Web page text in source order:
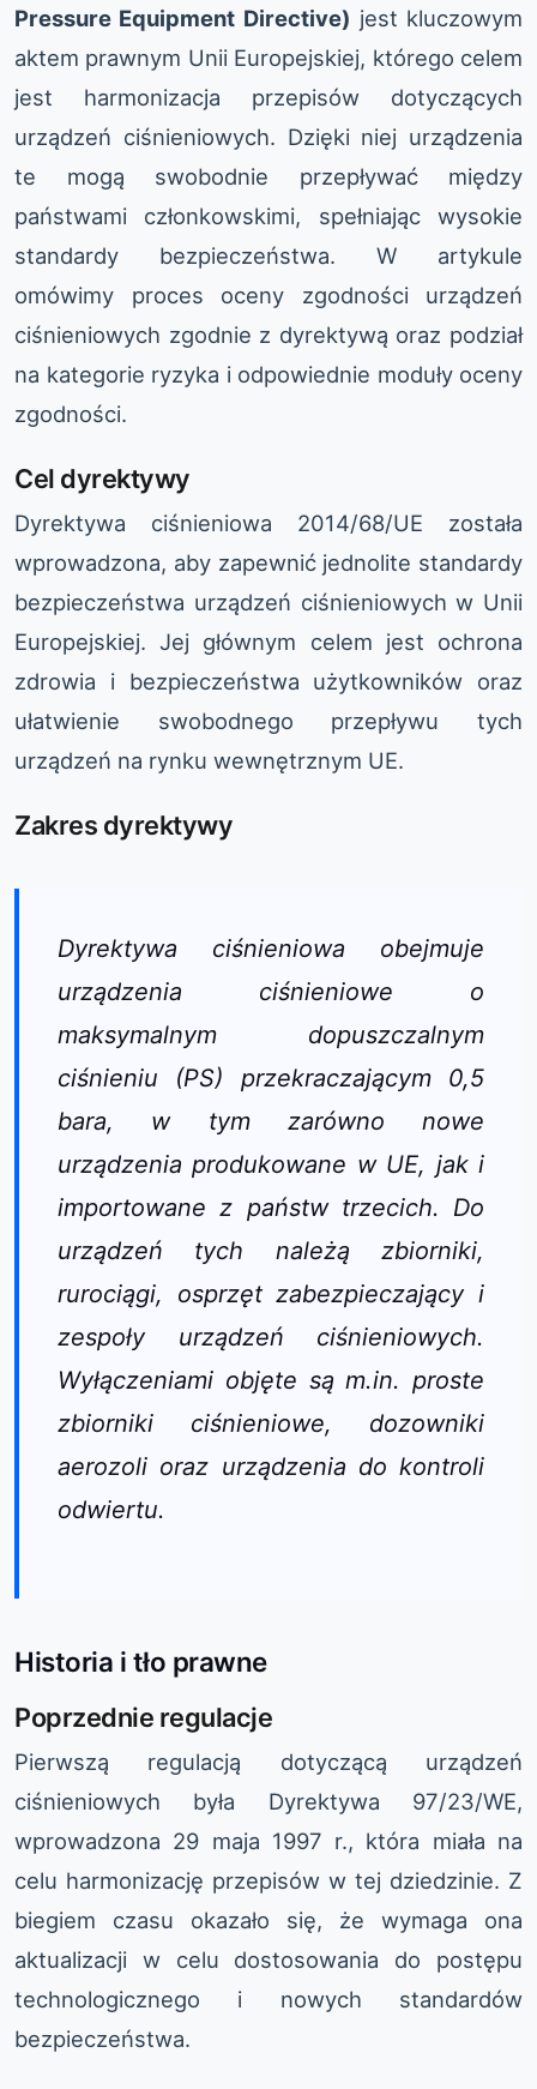
Pressure Equipment Directive) jest kluczowym
aktem prawnym Unii Europejskiej, którego celem
jest harmonizacja przepisów dotyczących
urządzeń ciśnieniowych. Dzięki niej urządzenia
te mogą swobodnie przepływać między
państwami członkowskimi, spełniając wysokie
standardy bezpieczeństwa. W artykule
omówimy proces oceny zgodności urządzeń
ciśnieniowych zgodnie z dyrektywą oraz podział
na kategorie ryzyka i odpowiednie moduły oceny
zgodności.
Cel dyrektywy
Dyrektywa ciśnieniowa 2014/68/UE została
wprowadzona, aby zapewnić jednolite standardy
bezpieczeństwa urządzeń ciśnieniowych w Unii
Europejskiej. Jej głównym celem jest ochrona
zdrowia i bezpieczeństwa użytkowników oraz
ułatwienie swobodnego przepływu tych
urządzeń na rynku wewnętrznym UE.
Zakres dyrektywy
Dyrektywa ciśnieniowa obejmuje
urządzenia ciśnieniowe o
maksymalnym dopuszczalnym
ciśnieniu (PS) przekraczającym 0,5
bara, w tym zarówno nowe
urządzenia produkowane w UE, jak i
importowane z państw trzecich. Do
urządzeń tych należą zbiorniki,
rurociągi, osprzęt zabezpieczający i
zespoły urządzeń ciśnieniowych.
Wyłączeniami objęte są m.in. proste
zbiorniki ciśnieniowe, dozowniki
aerozoli oraz urządzenia do kontroli
odwiertu.
Historia i tło prawne
Poprzednie regulacje
Pierwszą regulacją dotyczącą urządzeń
ciśnieniowych była Dyrektywa 97/23/WE,
wprowadzona 29 maja 1997 r., która miała na
celu harmonizację przepisów w tej dziedzinie. Z
biegiem czasu okazało się, że wymaga ona
aktualizacji w celu dostosowania do postępu
technologicznego i nowych standardów
bezpieczeństwa.